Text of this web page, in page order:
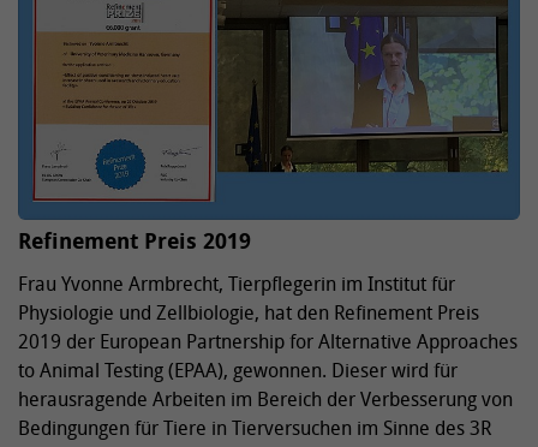
Refinement Preis 2019
Frau Yvonne Armbrecht, Tierpflegerin im Institut für
Physiologie und Zellbiologie, hat den Refinement Preis
2019 der European Partnership for Alternative Approaches
to Animal Testing (EPAA), gewonnen. Dieser wird für
herausragende Arbeiten im Bereich der Verbesserung von
Bedingungen für Tiere in Tierversuchen im Sinne des 3R